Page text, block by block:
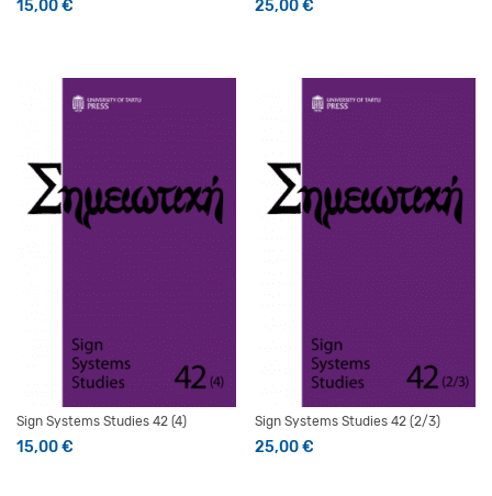
15,00€ 25,00€
Sign Systems Studies 42 (4)
15,00€
Sign Systems Studies 42 (2/3)
25,00€